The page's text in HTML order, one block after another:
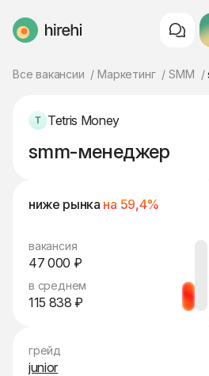
HireHi
Все вакансии Маркетинг SMM
Tetris Money
smm-менеджер
ниже рынка на 59,4%
вакансия
47 000 ₽
в среднем
115 838 ₽
грейд
junior